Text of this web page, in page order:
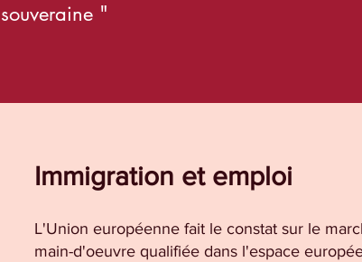
souveraine "
Immigration et emploi
L'Union européenne fait le constat sur le
main-d'oeuvre qualifiée dans l'espace